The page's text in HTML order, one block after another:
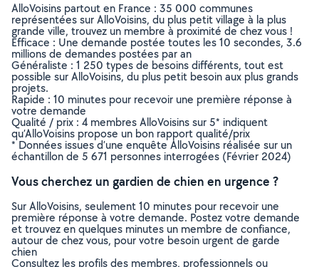
AlloVoisins partout en France : 35 000 communes
représentées sur AlloVoisins, du plus petit village à la plus
grande ville, trouvez un membre à proximité de chez vous !
Efficace : Une demande postée toutes les 10 secondes, 3.6
millions de demandes postées par an
Généraliste : 1 250 types de besoins différents, tout est
possible sur AlloVoisins, du plus petit besoin aux plus grands
projets.
Rapide : 10 minutes pour recevoir une première réponse à
votre demande
Qualité / prix : 4 membres AlloVoisins sur 5* indiquent
qu’AlloVoisins propose un bon rapport qualité/prix
* Données issues d’une enquête AlloVoisins réalisée sur un
échantillon de 5 671 personnes interrogées (Février 2024)
Vous cherchez un gardien de chien en urgence ?
Sur AlloVoisins, seulement 10 minutes pour recevoir une
première réponse à votre demande. Postez votre demande
et trouvez en quelques minutes un membre de confiance,
autour de chez vous, pour votre besoin urgent de garde
chien
Consultez les profils des membres, professionnels ou